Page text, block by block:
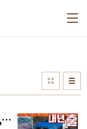
내년에 출시될 현대자동차 신차소식! 로드맵, 스케줄, 출시일 Korea Vehicles in 2020! i30,코나, 싼타페 페이스리프트, 7세대 아반떼, 투싼 4세대 : 네이버 블로그